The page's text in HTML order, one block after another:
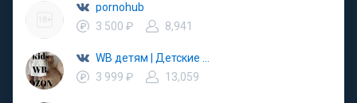
pornohub
3 500 ₽
8,941
3 999 ₽
13,059